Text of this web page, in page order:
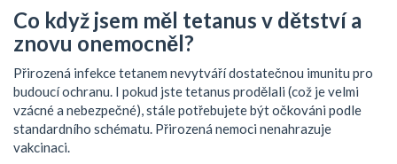
Co když jsem měl tetanus v dětství a
znovu onemocněl?
Přirozená infekce tetanem nevytváří dostatečnou imunitu pro
budoucí ochranu. I pokud jste tetanus prodělali (což je velmi
vzácné a nebezpečné), stále potřebujete být očkováni podle
standardního schématu. Přirozená nemoci nenahrazuje
vakcinaci.